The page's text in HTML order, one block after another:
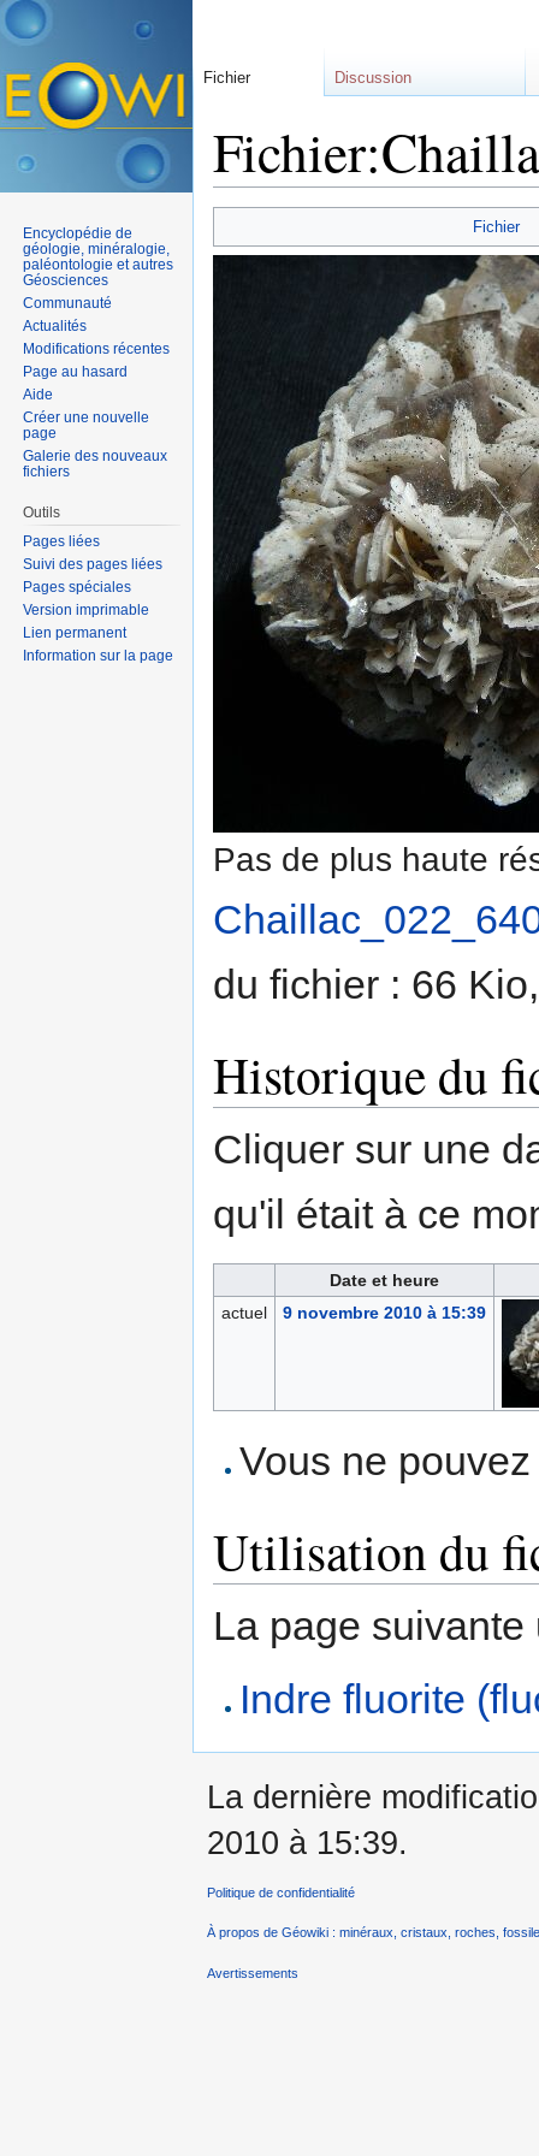
Fichier
Pas de plus haute
du fichier : 66
Historique du
Cliquer sur une
qu'il était à ce
Date et heure
actuel
9 novembre 2010 à 15:39
Vous ne
Utilisation du
La page
Indre fluorite
Fichier Discussion
Encyclopédie de
géologie, minéralogie,
paléontologie et autres
Géosciences
Communauté
Actualités
Modifications récentes
Page au hasard
Aide
Créer une nouvelle
page
Galerie des nouveaux
fichiers
Outils
Pages liées
Suivi des pages liées
Pages spéciales
Version imprimable
Lien permanent
Information sur la page
La dernière
2010 à 15:39.
Politique de confidentialité
À propos de Géowiki : minéraux, cristaux, roches,
Avertissements